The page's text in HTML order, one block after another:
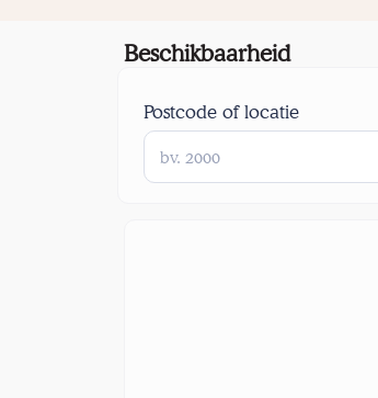
Beschikbaarheid
Postcode of locatie